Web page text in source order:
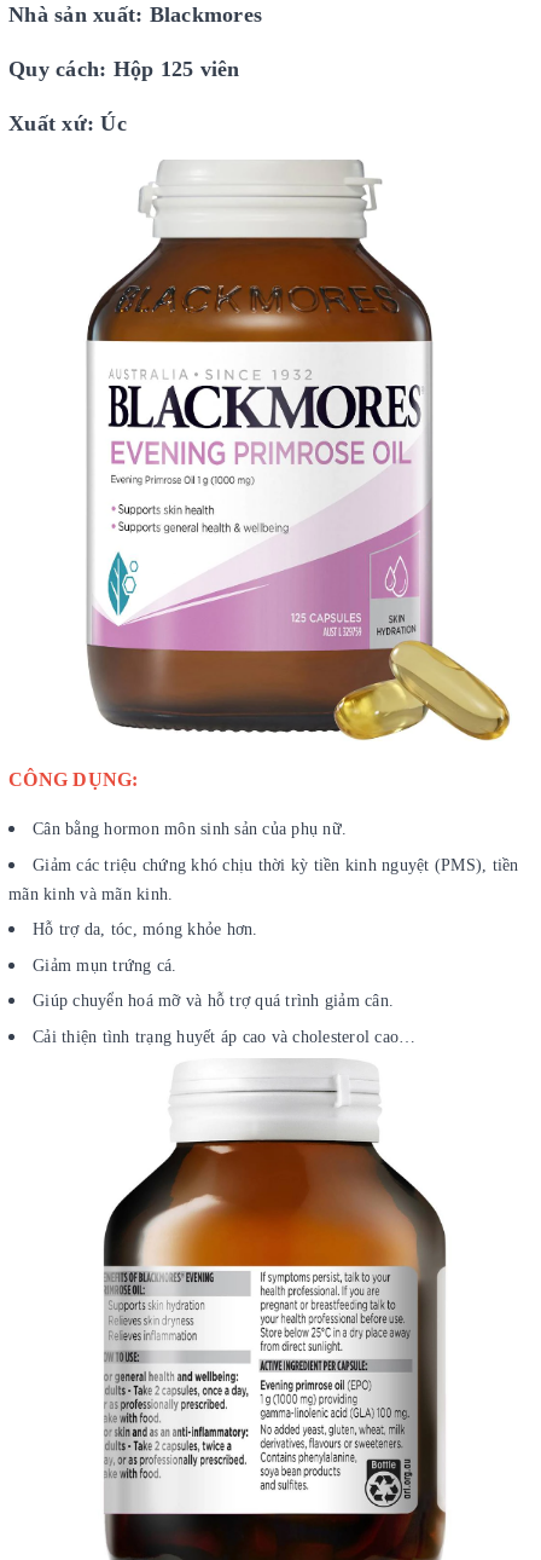
Nhà sản xuất: Blackmores
Quy cách: Hộp 125 viên
Xuất xứ: Úc
CÔNG DỤNG:
Cân bằng hormon môn sinh sản của phụ nữ.
Giảm các triệu chứng khó chịu thời kỳ tiền kinh nguyệt (PMS), tiền
mãn kinh và mãn kinh.
Hỗ trợ da, tóc, móng khỏe hơn.
Giảm mụn trứng cá.
Giúp chuyển hoá mỡ và hỗ trợ quá trình giảm cân.
Cải thiện tình trạng huyết áp cao và cholesterol cao…